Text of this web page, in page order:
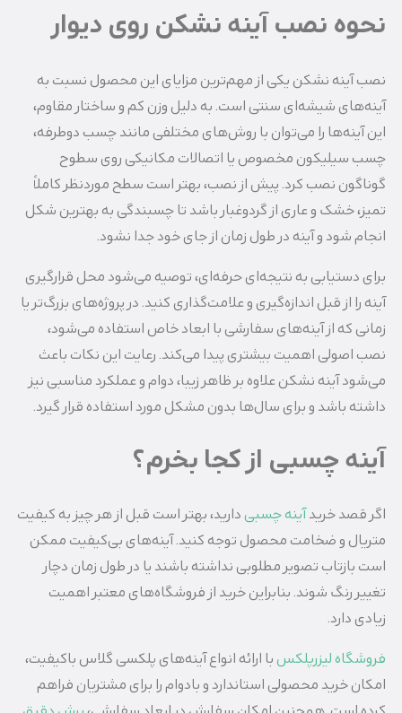
نحوه نصب آینه نشکن روی دیوار
نصب آینه نشکن یکی از مهم‌ترین مزایای این محصول نسبت به
آینه‌های شیشه‌ای سنتی است. به دلیل وزن کم و ساختار مقاوم،
این آینه‌ها را می‌توان با روش‌های مختلفی مانند چسب دوطرفه،
چسب سیلیکون مخصوص یا اتصالات مکانیکی روی سطوح
گوناگون نصب کرد. پیش از نصب، بهتر است سطح موردنظر کاملاً
تمیز، خشک و عاری از گردوغبار باشد تا چسبندگی به بهترین شکل
انجام شود و آینه در طول زمان از جای خود جدا نشود.
برای دستیابی به نتیجه‌ای حرفه‌ای، توصیه می‌شود محل قرارگیری
آینه را از قبل اندازه‌گیری و علامت‌گذاری کنید. در پروژه‌های بزرگ‌تر یا
زمانی که از آینه‌های سفارشی با ابعاد خاص استفاده می‌شود،
نصب اصولی اهمیت بیشتری پیدا می‌کند. رعایت این نکات باعث
می‌شود آینه نشکن علاوه بر ظاهر زیبا، دوام و عملکرد مناسبی نیز
داشته باشد و برای سال‌ها بدون مشکل مورد استفاده قرار گیرد.
آینه چسبی از کجا بخرم؟
اگر قصد خریدآینه چسبیدارید، بهتر است قبل از هر چیز به کیفیت
متریال و ضخامت محصول توجه کنید. آینه‌های بی‌کیفیت ممکن
است بازتاب تصویر مطلوبی نداشته باشند یا در طول زمان دچار
تغییر رنگ شوند. بنابراین خرید از فروشگاه‌های معتبر اهمیت
زیادی دارد.
فروشگاه لیزرپلکسبا ارائه انواع آینه‌های پلکسی گلاس باکیفیت،
امکان خرید محصولی استاندارد و بادوام را برای مشتریان فراهم